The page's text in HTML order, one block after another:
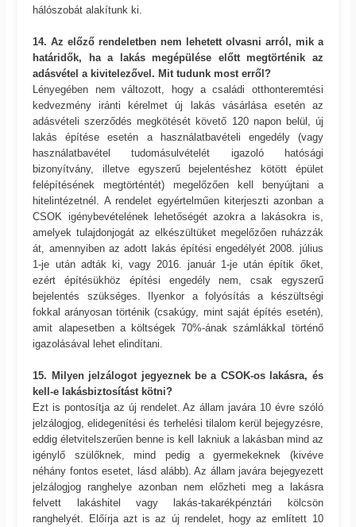
hálószobát alakítunk ki.
14. Az előző rendeletben nem lehetett olvasni arról, mik a
határidők, ha a lakás megépülése előtt megtörténik az
adásvétel a kivitelezővel. Mit tudunk most erről?
Lényegében nem változott, hogy a családi otthonteremtési
kedvezmény iránti kérelmet új lakás vásárlása esetén az
adásvételi szerződés megkötését követő 120 napon belül, új
lakás építése esetén a használatbavételi engedély (vagy
használatbavétel tudomásulvételét igazoló hatósági
bizonyítvány, illetve egyszerű bejelentéshez kötött épület
felépítésének megtörténtét) megelőzően kell benyújtani a
hitelintézetnél. A rendelet egyértelműen kiterjeszti azonban a
CSOK igénybevételének lehetőségét azokra a lakásokra is,
amelyek tulajdonjogát az elkészültüket megelőzően ruházzák
át, amennyiben az adott lakás építési engedélyét 2008. július
1-je után adták ki, vagy 2016. január 1-je után építik őket,
ezért építésükhöz építési engedély nem, csak egyszerű
bejelentés szükséges. Ilyenkor a folyósítás a készültségi
fokkal arányosan történik (csakúgy, mint saját építés esetén),
amit alapesetben a költségek 70%-ának számlákkal történő
igazolásával lehet elindítani.
15. Milyen jelzálogot jegyeznek be a CSOK-os lakásra, és
kell-e lakásbiztosítást kötni?
Ezt is pontosítja az új rendelet. Az állam javára 10 évre szóló
jelzálogjog, elidegenítési és terhelési tilalom kerül bejegyzésre,
eddig életvitelszerűen benne is kell lakniuk a lakásban mind az
igénylő szülőknek, mind pedig a gyermekeknek (kivéve
néhány fontos esetet, lásd alább). Az állam javára bejegyezett
jelzálogjog ranghelye azonban nem előzheti meg a lakásra
felvett lakáshitel vagy lakás-takarékpénztári kölcsön
ranghelyét. Előírja azt is az új rendelet, hogy az említett 10